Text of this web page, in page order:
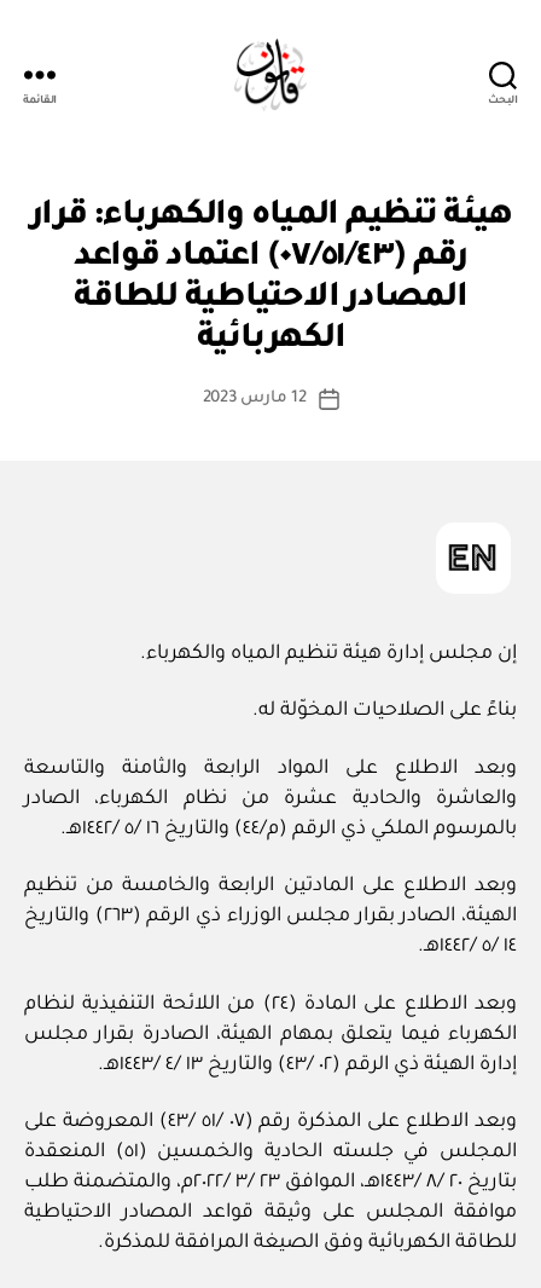
البحث القائمة
التصنيفات
هيئة تنظيم المياه والكهرباء: قرار
رقم (٠٧/٥١/٤٣) اعتماد قواعد
المصادر الاحتياطية للطاقة
الكهربائية
كاتب
بو
س
ة
تاريخ
12 مارس 2023
إن مجلس إدارة هيئة تنظيم المياه والكهرباء.
بناءً على الصلاحيات المخوّلة له.
وبعد الاطلاع على المواد الرابعة والثامنة والتاسعة
والعاشرة والحادية عشرة من نظام الكهرباء، الصادر
بالمرسوم الملكي ذي الرقم (م/٤٤) والتاريخ ١٦ /٥ /١٤٤٢هـ.
وبعد الاطلاع على المادتين الرابعة والخامسة من تنظيم
الهيئة، الصادر بقرار مجلس الوزراء ذي الرقم (٢٦٣) والتاريخ
١٤ /٥ /١٤٤٢هـ.
وبعد الاطلاع على المادة (٢٤) من اللائحة التنفيذية لنظام
الكهرباء فيما يتعلق بمهام الهيئة، الصادرة بقرار مجلس
إدارة الهيئة ذي الرقم (٠٢ /٤٣) والتاريخ ١٣ /٤ /١٤٤٣هـ.
وبعد الاطلاع على المذكرة رقم (٠٧ /٥١ /٤٣) المعروضة على
المجلس في جلسته الحادية والخمسين (٥١) المنعقدة
بتاريخ ٢٠ /٨ /١٤٤٣هـ، الموافق ٢٣ /٣ /٢٠٢٢م، والمتضمنة طلب
موافقة المجلس على وثيقة قواعد المصادر الاحتياطية
للطاقة الكهربائية وفق الصيغة المرافقة للمذكرة.